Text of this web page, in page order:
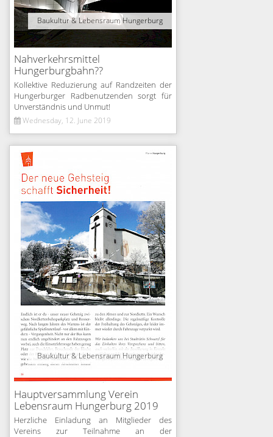
Baukultur & Lebensraum Hungerburg
Nahverkehrsmittel
Hungerburgbahn??
Kollektive Reduzierung auf Randzeiten der
Hungerburger Radbenutzenden sorgt für
Unverständnis und Unmut!
Wednesday, 12. June 2019
Baukultur & Lebensraum Hungerburg
Hauptversammlung Verein
Lebensraum Hungerburg 2019
Herzliche Einladung an Mitglieder des
Vereins zur Teilnahme an der